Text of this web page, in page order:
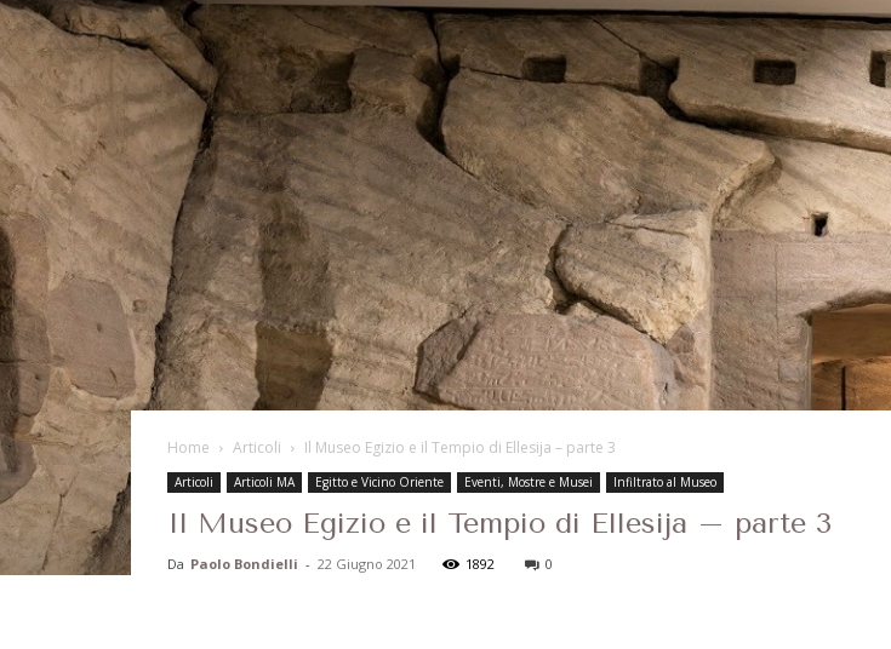
Home Articoli Il Museo Egizio e il Tempio di Ellesija – parte 3
Articoli Articoli MA Egitto e Vicino Oriente Eventi, Mostre e Musei Infiltrato al Museo
Il Museo Egizio e il Tempio di Ellesija – parte 3
Da Paolo Bondielli - 22 Giugno 2021 1892 0